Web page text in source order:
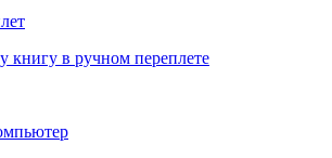
книгу в ручном переплете